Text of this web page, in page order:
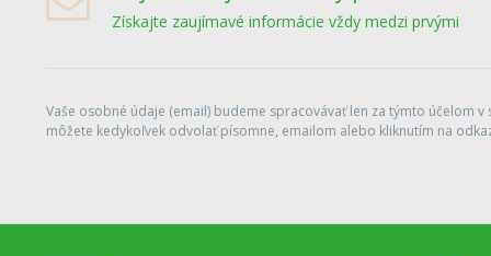
Získajte zaujímavé informácie vždy medzi prvými
Vaše osobné údaje (email) budeme spracovávať len za týmto účelom
môžete kedykoľvek odvolať písomne, emailom alebo kliknutím na